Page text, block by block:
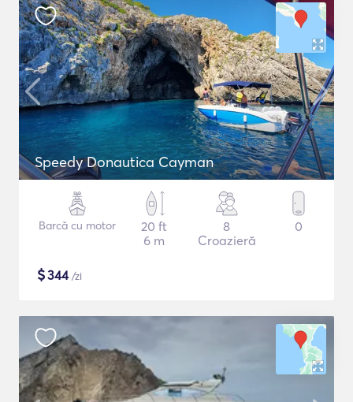
Speedy Donautica Cayman
Barcă cu motor
20 ft
6 m
8
Croazieră
0
$344/zi